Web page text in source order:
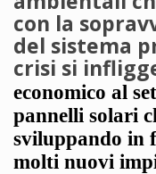
con la
del sistema
crisi si
economico al
pannelli solari
sviluppando in
molti nuovi